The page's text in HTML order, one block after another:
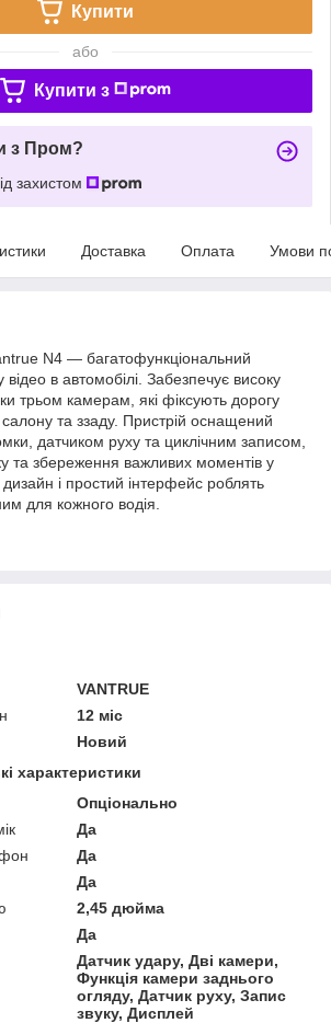
Купити
або
Купити з
з Пром?
захистом
Доставка Оплата Умови
N4 — багатофункціональний
відео в автомобілі. Забезпечує високу
трьом камерам, які фіксують дорогу
та ззаду. Пристрій оснащений
датчиком руху та циклічним записом,
та збереження важливих моментів у
і простий інтерфейс роблять
для кожного водія.
VANTRUE
12 міс
Новий
характеристики
Опціонально
Да
Да
Да
2,45 дюйма
Да
Датчик удару, Дві камери,
Функція камери заднього
огляду, Датчик руху, Запис
звуку, Дисплей